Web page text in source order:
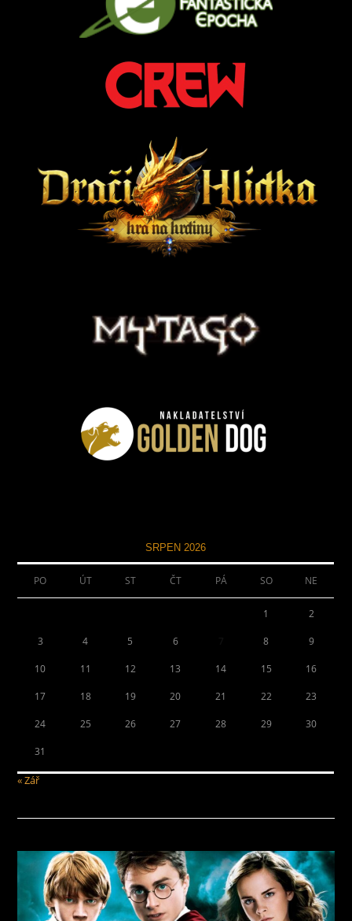
SRPEN 2026
PO ÚT ST ČT PÁ SO NE
1 2
3 4 5 6 8 9
10 11 12 13 14 15 16
17 18 19 20 21 22 23
24 25 26 27 28 29 30
31
« Zář